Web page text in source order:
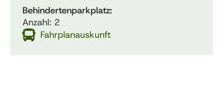
Behindertenparkplatz:
Anzahl: 2
Fahrplanauskunft